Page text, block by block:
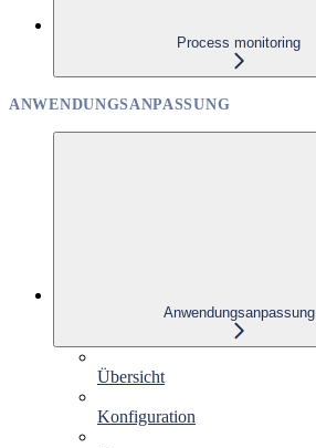
Process monitoring
ANWENDUNGSANPASSUNG
Anwendungsanpassung
Übersicht
Konfiguration